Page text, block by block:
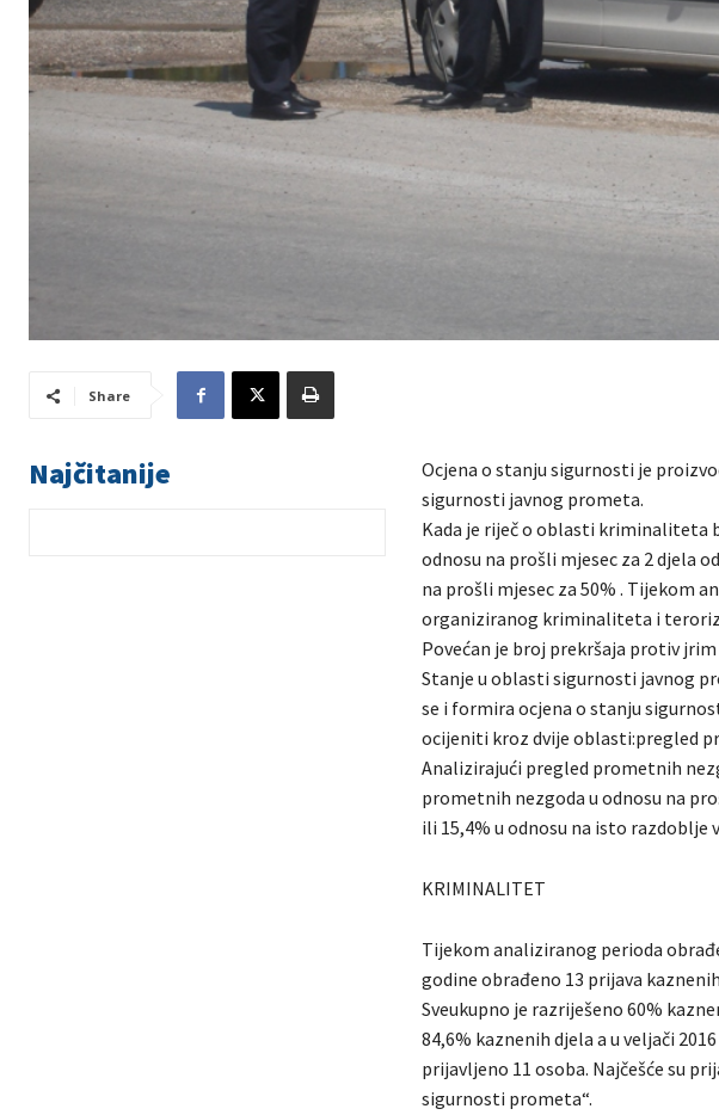
Share
Najčitanije
Ocjena o stanju sigurnosti je
sigurnosti javnog prometa.
Kada je riječ o oblasti kriminaliteta
odnosu na prošli mjesec za 2 djela
na prošli mjesec za 50% . Tijekom
organiziranog kriminaliteta i
Povećan je broj prekršaja protiv
Stanje u oblasti sigurnosti javnog
se i formira ocjena o stanju
ocijeniti kroz dvije oblasti:pregled
Analizirajući pregled prometnih
prometnih nezgoda u odnosu na
ili 15,4% u odnosu na isto razdoblje
KRIMINALITET
Tijekom analiziranog perioda
godine obrađeno 13 prijava
Sveukupno je razriješeno 60%
84,6% kaznenih djela a u veljači
prijavljeno 11 osoba. Najčešće su
sigurnosti prometa“.